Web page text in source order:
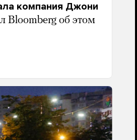
компания Джони
Bloomberg об этом